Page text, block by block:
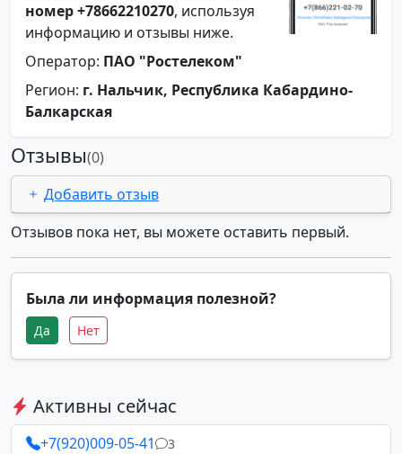
номер +78662210270, используя
информацию и отзывы ниже.
Оператор: ПАО "Ростелеком"
Регион: г. Нальчик, Республика Кабардино-
Балкарская
Отзывы(0)
Добавить отзыв
Отзывов пока нет, вы можете оставить первый.
Была ли информация полезной?
Да Нет
Активны сейчас
+7(920)009-05-41 3